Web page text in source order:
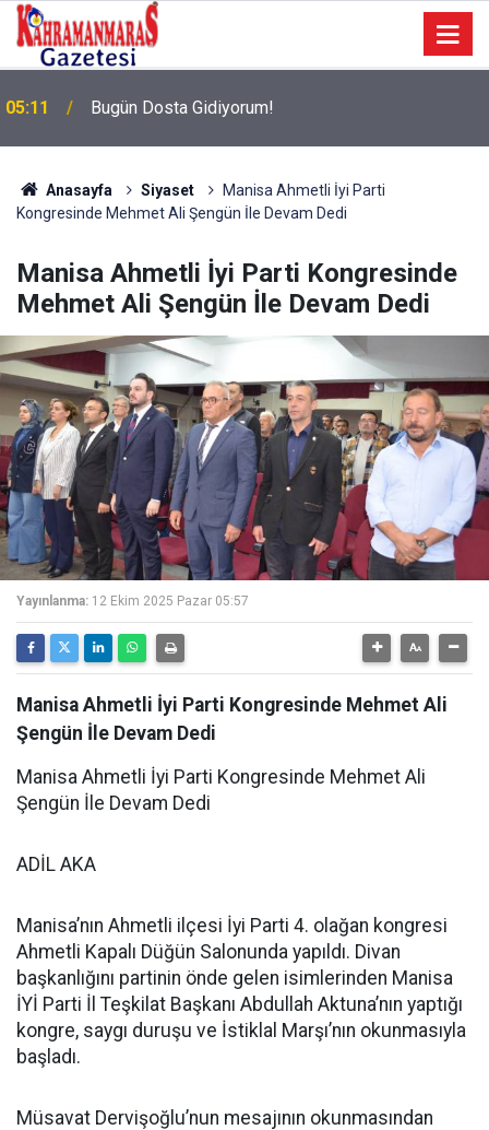
05:11 Bugün Dosta Gidiyorum!
Anasayfa Siyaset
Manisa Ahmetli İyi Parti
Kongresinde Mehmet Ali Şengün İle Devam Dedi
Manisa Ahmetli İyi Parti Kongresinde
Mehmet Ali Şengün İle Devam Dedi
Yayınlanma: 12 Ekim 2025 Pazar 05:57
Manisa Ahmetli İyi Parti Kongresinde Mehmet Ali
Şengün İle Devam Dedi
Manisa Ahmetli İyi Parti Kongresinde Mehmet Ali
Şengün İle Devam Dedi
ADİL AKA
Manisa’nın Ahmetli ilçesi İyi Parti 4. olağan kongresi
Ahmetli Kapalı Düğün Salonunda yapıldı. Divan
başkanlığını partinin önde gelen isimlerinden Manisa
İYİ Parti İl Teşkilat Başkanı Abdullah Aktuna’nın yaptığı
kongre, saygı duruşu ve İstiklal Marşı’nın okunmasıyla
başladı.
Müsavat Dervişoğlu’nun mesajının okunmasından